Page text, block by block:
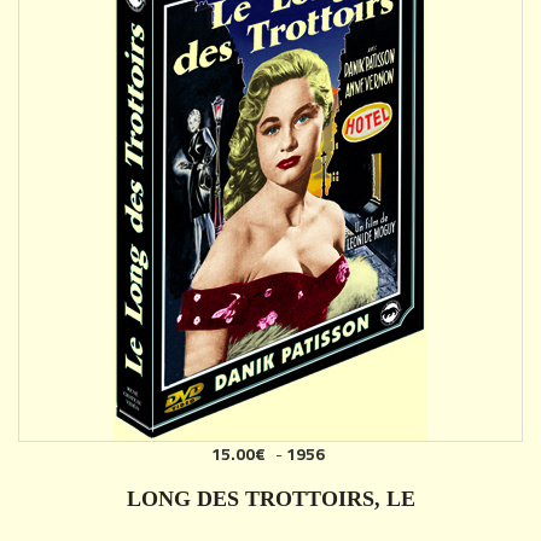
15.00€ -1956
LONG DES TROTTOIRS, LE